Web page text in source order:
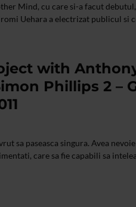
Mind, cu care si-a facut
Uehara a electrizat publicul si
with
Phillips 2 –
sa paseasca singura. Avea
care sa fie capabili sa